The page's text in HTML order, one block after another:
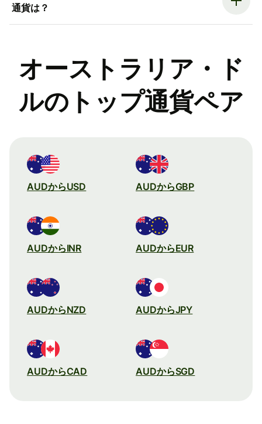
通貨は？
オーストラリア・ド
ルのトップ通貨ペア
AUDからUSD AUDからGBP
AUDからINR AUDからEUR
AUDからNZD AUDからJPY
AUDからCAD AUDからSGD